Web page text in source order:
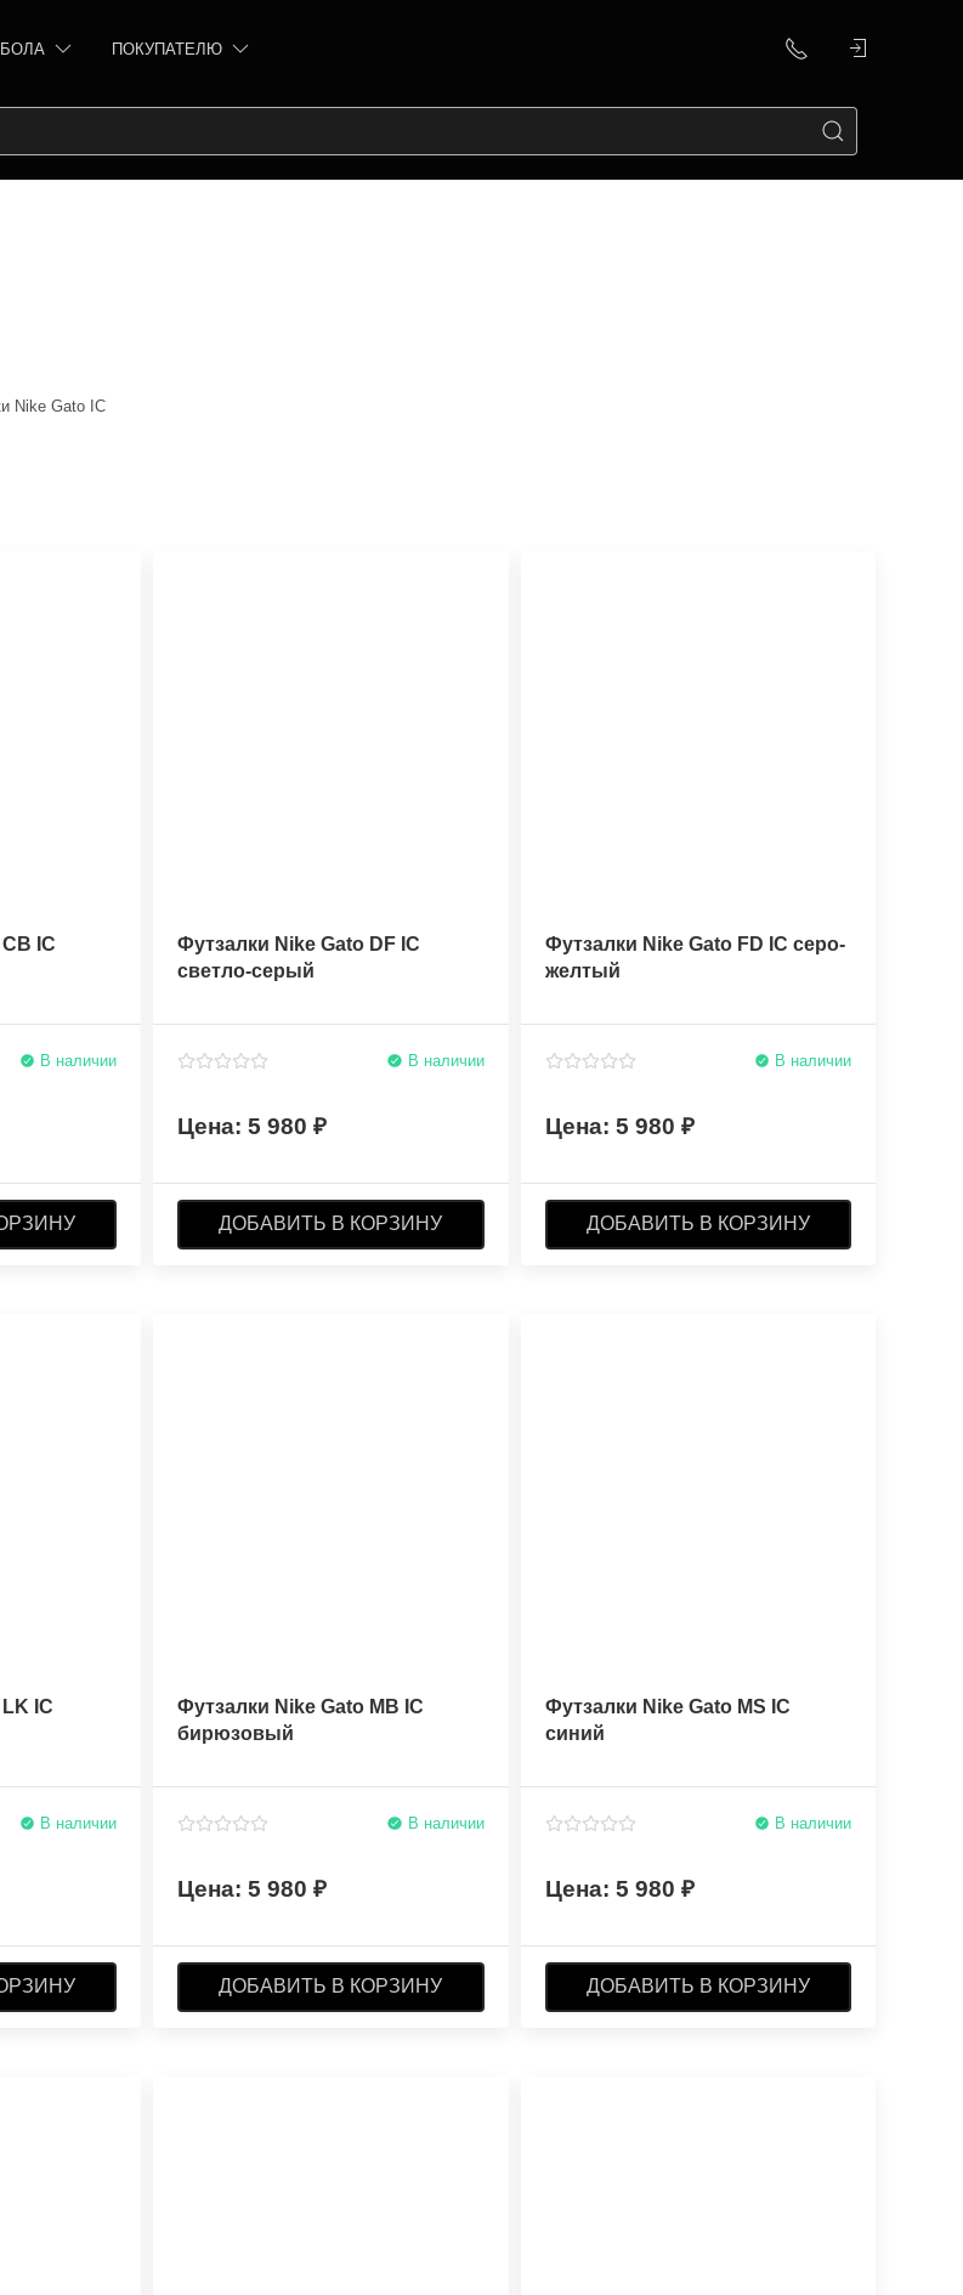
ПОКУПАТЕЛЮ
Nike Gato IC
IC
В наличии
Футзалки Nike Gato DF IC
светло-серый
В наличии
5 980
ДОБАВИТЬ В КОРЗИНУ
Футзалки Nike Gato FD IC серо-
желтый
В наличии
5 980
ДОБАВИТЬ В КОРЗИНУ
IC
В наличии
Футзалки Nike Gato MB IC
бирюзовый
В наличии
5 980
ДОБАВИТЬ В КОРЗИНУ
Футзалки Nike Gato MS IC
синий
В наличии
5 980
ДОБАВИТЬ В КОРЗИНУ